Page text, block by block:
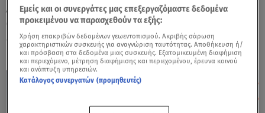
Αυξημένα μέτρα ασφαλείας στις
αμερικανικές βάσεις της ελληνικής
επικράτειας
Εμείς και οι συνεργάτες μας επεξεργαζόμαστε δεδομένα
προκειμένου να παρασχεθούν τα εξής:
Χρήση επακριβών δεδομένων γεωεντοπισμού. Ακριβής σάρωση
χαρακτηριστικών συσκευής για αναγνώριση ταυτότητας. Αποθήκευση ή/
και πρόσβαση στα δεδομένα μιας συσκευής. Εξατομικευμένη διαφήμιση
και περιεχόμενο, μέτρηση διαφήμισης και περιεχομένου, έρευνα κοινού
και ανάπτυξη υπηρεσιών.
Κατάλογος συνεργατών (προμηθευτές)